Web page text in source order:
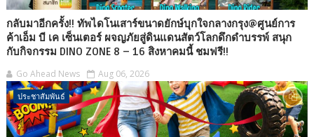
กลับมาอีกครั้ง!! ทัพไดโนเสาร์ขนาดยักษ์บุกใจกลางกรุง@ศูนย์การ
ค้าเอ็ม บี เค เซ็นเตอร์ ผจญภัยสู่ดินแดนสัตว์โลกดึกดำบรรพ์ สนุก
กับกิจกรรม DINO ZONE 8 – 16 สิงหาคมนี้ ชมฟรี!!
Go Ahead News Aug 06, 2026
ประชาสัมพันธ์